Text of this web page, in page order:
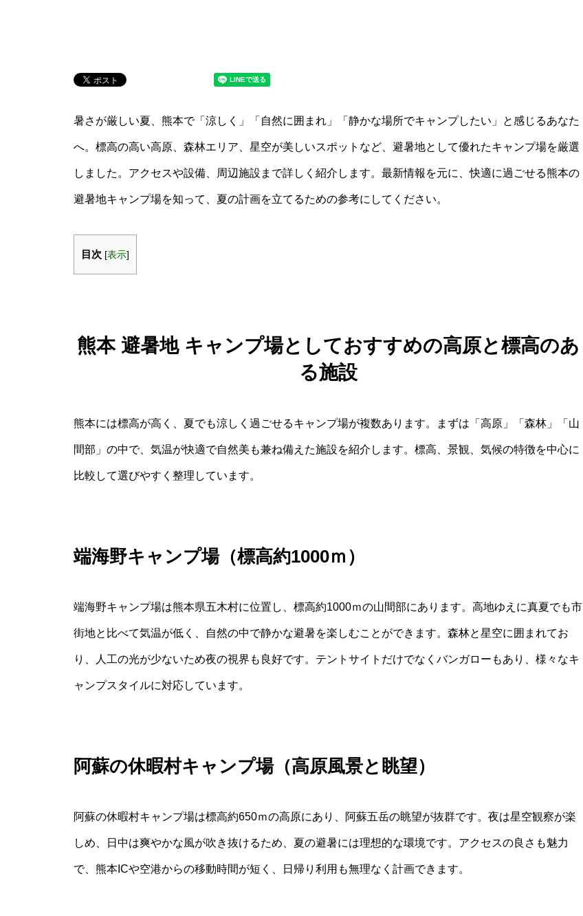
暑さが厳しい夏、熊本で「涼しく」「自然に囲まれ」「静かな場所でキャンプしたい」と感じるあなた
へ。標高の高い高原、森林エリア、星空が美しいスポットなど、避暑地として優れたキャンプ場を厳選
しました。アクセスや設備、周辺施設まで詳しく紹介します。最新情報を元に、快適に過ごせる熊本の
避暑地キャンプ場を知って、夏の計画を立てるための参考にしてください。
目次 [表示]
熊本 避暑地 キャンプ場としておすすめの高原と標高のあ
る施設
熊本には標高が高く、夏でも涼しく過ごせるキャンプ場が複数あります。まずは「高原」「森林」「山
間部」の中で、気温が快適で自然美も兼ね備えた施設を紹介します。標高、景観、気候の特徴を中心に
比較して選びやすく整理しています。
端海野キャンプ場（標高約1000ｍ）
端海野キャンプ場は熊本県五木村に位置し、標高約1000ｍの山間部にあります。高地ゆえに真夏でも市
街地と比べて気温が低く、自然の中で静かな避暑を楽しむことができます。森林と星空に囲まれてお
り、人工の光が少ないため夜の視界も良好です。テントサイトだけでなくバンガローもあり、様々なキ
ャンプスタイルに対応しています。
阿蘇の休暇村キャンプ場（高原風景と眺望）
阿蘇の休暇村キャンプ場は標高約650ｍの高原にあり、阿蘇五岳の眺望が抜群です。夜は星空観察が楽
しめ、日中は爽やかな風が吹き抜けるため、夏の避暑には理想的な環境です。アクセスの良さも魅力
で、熊本ICや空港からの移動時間が短く、日帰り利用も無理なく計画できます。